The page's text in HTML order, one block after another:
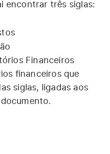
encontrar três siglas:
Financeiros
financeiros que
siglas, ligadas aos